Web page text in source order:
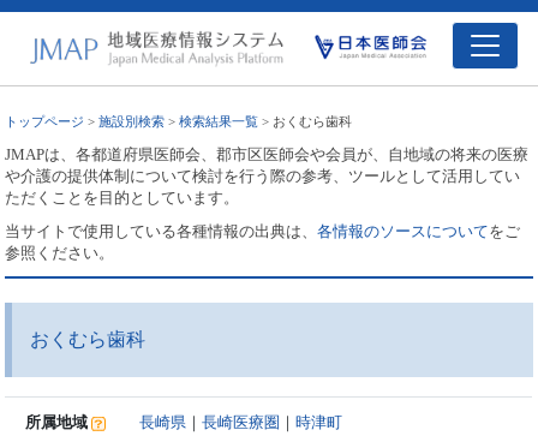
トップページ >施設別検索 >検索結果一覧 > おくむら歯科
JMAPは、各都道府県医師会、郡市区医師会や会員が、自地域の将来の医療
や介護の提供体制について検討を行う際の参考、ツールとして活用してい
ただくことを目的としています。
当サイトで使用している各種情報の出典は、各情報のソースについてをご
参照ください。
おくむら歯科
所属地域 長崎県 ｜長崎医療圏 ｜時津町